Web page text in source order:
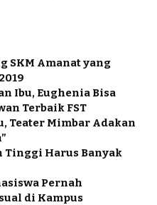
SKM Amanat yang
Ibu, Eughenia Bisa
Terbaik FST
Teater Mimbar Adakan
Tinggi Harus Banyak
Pernah
di Kampus